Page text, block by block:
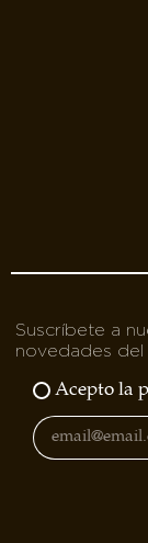
Suscríbete a
novedades
Acepto la